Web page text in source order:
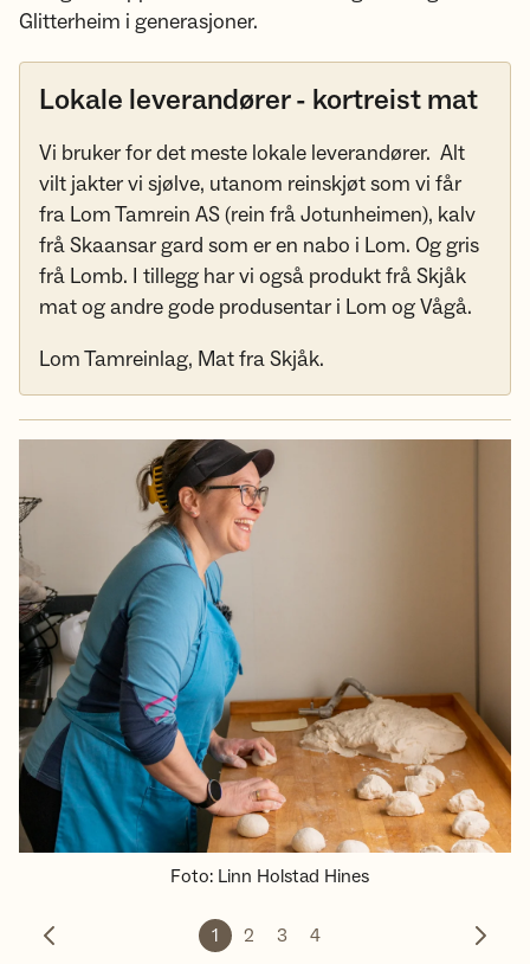
Glitterheim i generasjoner.
Lokale leverandører - kortreist mat
Vi bruker for det meste lokale leverandører. Alt
vilt jakter vi sjølve, utanom reinskjøt som vi får
fra Lom Tamrein AS (rein frå Jotunheimen), kalv
frå Skaansar gard som er en nabo i Lom. Og gris
frå Lomb. I tillegg har vi også produkt frå Skjåk
mat og andre gode produsentar i Lom og Vågå.
Lom Tamreinlag, Mat fra Skjåk.
Foto: Linn Holstad Hines
Forrige bilde
1 2 3 4